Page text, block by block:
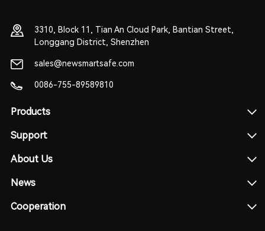
3310, Block 11, Tian An Cloud Park, Bantian Street,
Longgang District, Shenzhen
sales@newsmartsafe.com
0086-755-89589810
Products
Support
About Us
News
Cooperation